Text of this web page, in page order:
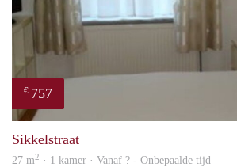
€ 757
Sikkelstraat
27 m2 · 1 kamer · Vanaf ? - Onbepaalde tijd